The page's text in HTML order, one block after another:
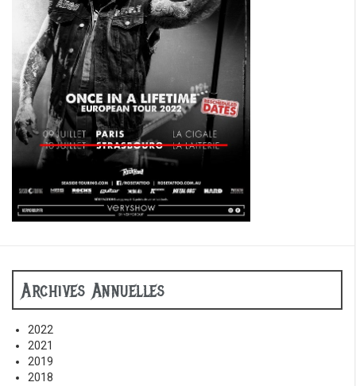
Archives Annuelles
2022
2021
2019
2018